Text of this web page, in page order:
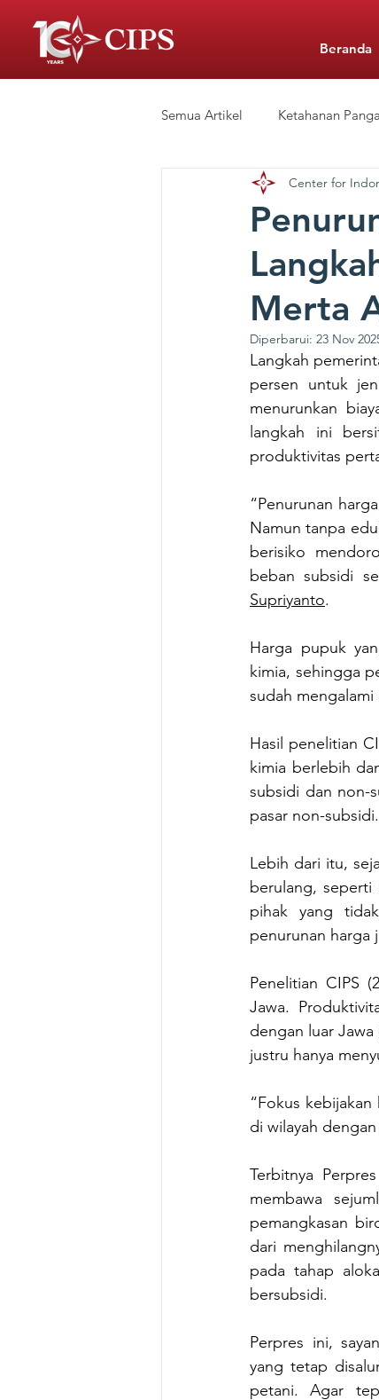
Beranda
Semua Artikel Ketahanan
Siaran Pers Sekolah
CIPS Learning Hub
Merta
Center for
Diperbarui: 23 Nov
Langkah
persen untuk
menurunkan
langkah ini
produktivitas
“Penurunan
Namun tanpa
berisiko
beban subsidi
Supriyanto.
Harga pupuk
kimia, sehingga
sudah
Hasil penelitian
kimia berlebih
subsidi dan non-
pasar non-subsidi.
Lebih dari itu,
berulang,
pihak yang
penurunan harga
Penelitian CIPS
Jawa.
dengan luar
justru hanya
“Fokus
di wilayah
Terbitnya
membawa
pemangkasan
dari
pada tahap
bersubsidi.
Perpres ini,
yang tetap
petani. Agar